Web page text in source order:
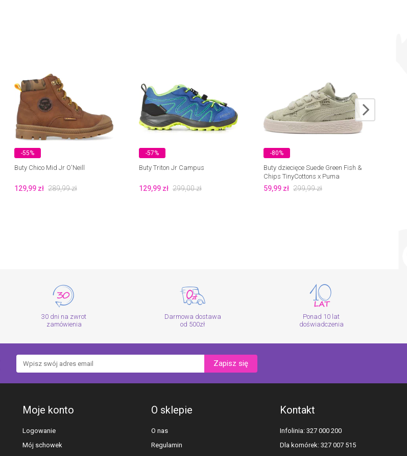
-55%
Buty Chico Mid Jr O'Neill
129,99 zł 289,99zł
-57%
Buty Triton Jr Campus
129,99 zł 299,00zł
-80%
Buty dziecięce Suede Green Fish &
Chips TinyCottons x Puma
59,99 zł 299,99zł
30 dni na zwrot
zamówienia
Darmowa dostawa
od 500zł
Ponad 10 lat
doświadczenia
Zapisz się
Moje konto
Logowanie
Mój schowek
O sklepie
O nas
Regulamin
Kontakt
Infolinia: 327 000 200
Dla komórek: 327 007 515